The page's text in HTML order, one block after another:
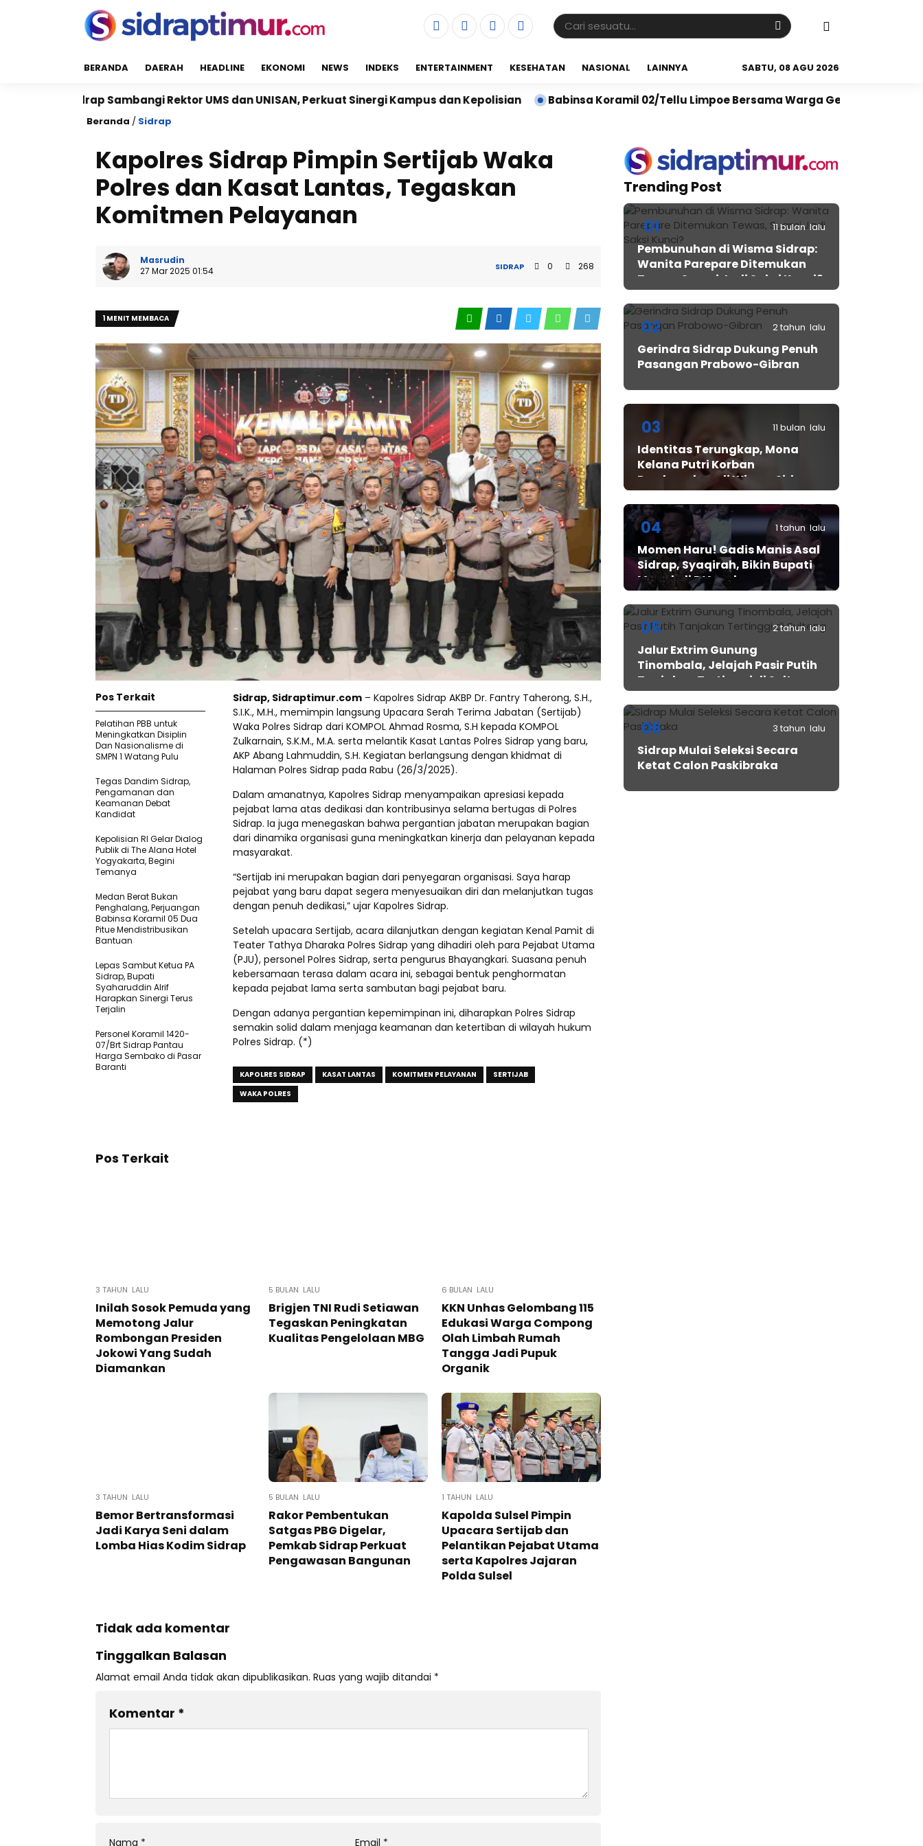
BERANDA DAERAH HEADLINE EKONOMI NEWS INDEKS ENTERTAINMENT KESEHATAN NASIONAL LAINNYA SABTU, 08 AGU 2026
Sambangi Rektor UMS dan UNISAN, Perkuat Sinergi Kampus dan Kepolisian Babinsa Koramil 02/Tellu Limpoe Bersama Warga Gelar Karya Bakti Bersihkan
Beranda / Sidrap
Kapolres Sidrap Pimpin Sertijab Waka
Polres dan Kasat Lantas, Tegaskan
Komitmen Pelayanan
Masrudin
27 Mar 2025 01:54
SIDRAP 0 268
1 MENIT MEMBACA
Sidrap, Sidraptimur.com – Kapolres Sidrap AKBP Dr. Fantry Taherong, S.H.,
S.I.K., M.H., memimpin langsung Upacara Serah Terima Jabatan (Sertijab)
Waka Polres Sidrap dari KOMPOL Ahmad Rosma, S.H kepada KOMPOL
Zulkarnain, S.K.M., M.A. serta melantik Kasat Lantas Polres Sidrap yang baru,
AKP Abang Lahmuddin, S.H. Kegiatan berlangsung dengan khidmat di
Halaman Polres Sidrap pada Rabu (26/3/2025).
Dalam amanatnya, Kapolres Sidrap menyampaikan apresiasi kepada
pejabat lama atas dedikasi dan kontribusinya selama bertugas di Polres
Sidrap. Ia juga menegaskan bahwa pergantian jabatan merupakan bagian
dari dinamika organisasi guna meningkatkan kinerja dan pelayanan kepada
masyarakat.
“Sertijab ini merupakan bagian dari penyegaran organisasi. Saya harap
pejabat yang baru dapat segera menyesuaikan diri dan melanjutkan tugas
dengan penuh dedikasi,” ujar Kapolres Sidrap.
Setelah upacara Sertijab, acara dilanjutkan dengan kegiatan Kenal Pamit di
Teater Tathya Dharaka Polres Sidrap yang dihadiri oleh para Pejabat Utama
(PJU), personel Polres Sidrap, serta pengurus Bhayangkari. Suasana penuh
kebersamaan terasa dalam acara ini, sebagai bentuk penghormatan
kepada pejabat lama serta sambutan bagi pejabat baru.
Dengan adanya pergantian kepemimpinan ini, diharapkan Polres Sidrap
semakin solid dalam menjaga keamanan dan ketertiban di wilayah hukum
Polres Sidrap. (*)
KAPOLRES SIDRAP KASAT LANTAS KOMITMEN PELAYANAN
SERTIJAB
WAKA POLRES
Pos Terkait
Pelatihan PBB untuk
Meningkatkan Disiplin
Dan Nasionalisme di
SMPN 1 Watang Pulu
Tegas Dandim Sidrap,
Pengamanan dan
Keamanan Debat
Kandidat
Kepolisian RI Gelar Dialog
Publik di The Alana Hotel
Yogyakarta, Begini
Temanya
Medan Berat Bukan
Penghalang, Perjuangan
Babinsa Koramil 05 Dua
Pitue Mendistribusikan
Bantuan
Lepas Sambut Ketua PA
Sidrap, Bupati
Syaharuddin Alrif
Harapkan Sinergi Terus
Terjalin
Personel Koramil 1420-
07/Brt Sidrap Pantau
Harga Sembako di Pasar
Baranti
Pos Terkait
3 TAHUN LALU
Inilah Sosok Pemuda yang
Memotong Jalur
Rombongan Presiden
Jokowi Yang Sudah
Diamankan
5 BULAN LALU
Brigjen TNI Rudi Setiawan
Tegaskan Peningkatan
Kualitas Pengelolaan MBG
6 BULAN LALU
KKN Unhas Gelombang 115
Edukasi Warga Compong
Olah Limbah Rumah
Tangga Jadi Pupuk
Organik
3 TAHUN LALU
Bemor Bertransformasi
Jadi Karya Seni dalam
Lomba Hias Kodim Sidrap
5 BULAN LALU
Rakor Pembentukan
Satgas PBG Digelar,
Pemkab Sidrap Perkuat
Pengawasan Bangunan
1 TAHUN LALU
Kapolda Sulsel Pimpin
Upacara Sertijab dan
Pelantikan Pejabat Utama
serta Kapolres Jajaran
Polda Sulsel
Tidak ada komentar
Tinggalkan Balasan
Alamat email Anda tidak akan dipublikasikan. Ruas yang wajib ditandai *
Komentar *
Nama * Email *
Trending Post
01 11 bulan lalu
Pembunuhan di Wisma Sidrap:
Wanita Parepare Ditemukan
Tewas, Suami Jadi Saksi Kunci?
02 2 tahun lalu
Gerindra Sidrap Dukung Penuh
Pasangan Prabowo-Gibran
03 11 bulan lalu
Identitas Terungkap, Mona
Kelana Putri Korban
Pembunuhan di Wisma Sidrap
04 1 tahun lalu
Momen Haru! Gadis Manis Asal
Sidrap, Syaqirah, Bikin Bupati
Mewek di D’Academy​
05 2 tahun lalu
Jalur Extrim Gunung
Tinombala, Jelajah Pasir Putih
Tanjakan Tertinggi di Sulteng
06 3 tahun lalu
Sidrap Mulai Seleksi Secara
Ketat Calon Paskibraka